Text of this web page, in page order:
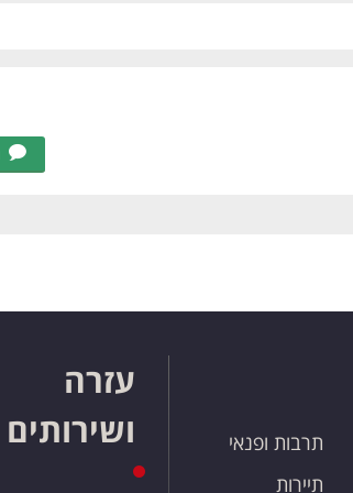
תרבות ופנאי
תיירות
עזרה
ושירותים